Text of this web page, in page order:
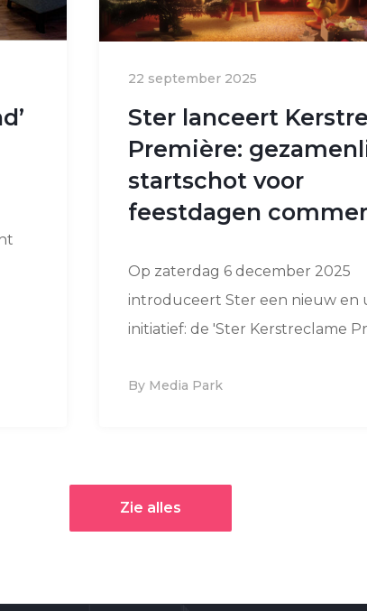
22 september 2025
Ster lanceert
Première:
startschot voor
feestdagen
Op zaterdag 6 december 2025
introduceert Ster een nieuw en
initiatief: de 'Ster Kerstreclame
By Media Park
Zie alles